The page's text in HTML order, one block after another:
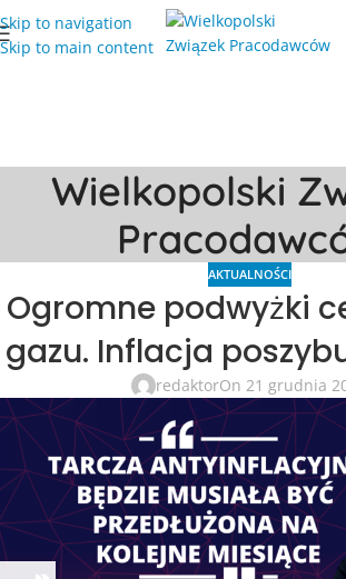
Skip to navigation
Skip to main content
Wielkopolski
AKTUALNOŚCI
Ogromne podwyżki
gazu. Inflacja
redaktorOn 21 grudnia